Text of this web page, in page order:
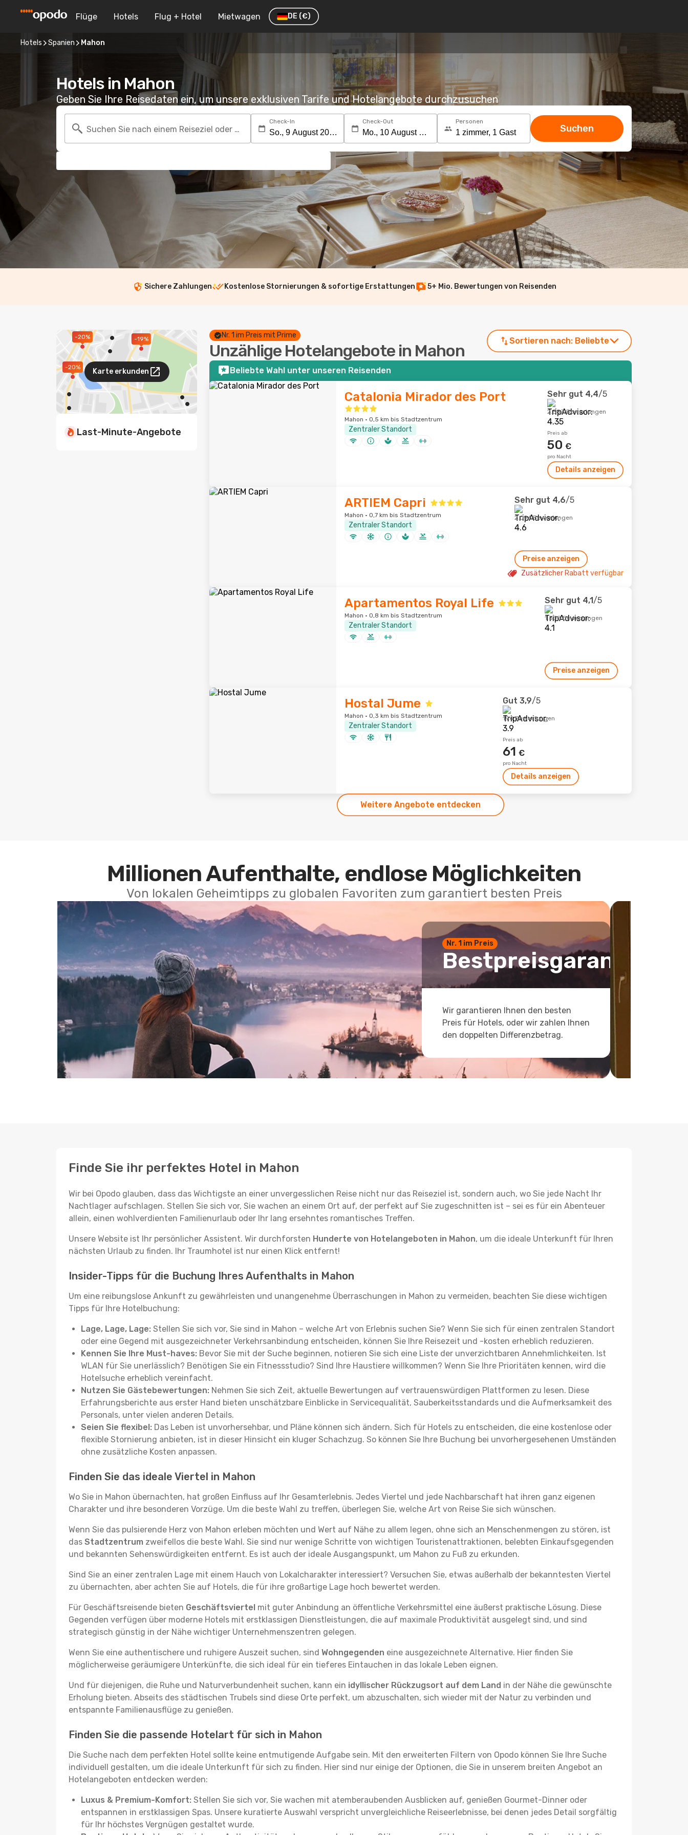
Flüge Hotels Flug + Hotel Mietwagen DE (€)
Hotels Spanien Mahon
Hotels in Mahon
Geben Sie Ihre Reisedaten ein, um unsere exklusiven Tarife und Hotelangebote durchzusuchen
Suchen Sie nach einem Reiseziel oder Hotel
Check-In Check-Out Personen
Suchen
Sichere Zahlungen Kostenlose Stornierungen & sofortige Erstattungen 5+ Mio. Bewertungen von Reisenden
-20%
-20% -19%
Karte erkunden
Last-Minute-Angebote
Nr. 1 im Preis mit Prime
Unzählige Hotelangebote in Mahon
Sortieren nach: Beliebte
Beliebte Wahl unter unseren Reisenden
Catalonia Mirador des Port
Mahon · 0,5 km bis Stadtzentrum
Zentraler Standort
Sehr gut 4,4/5
2.383 Bewertungen
Preis ab
50 €
pro Nacht
Details anzeigen
ARTIEM Capri
Mahon · 0,7 km bis Stadtzentrum
Zentraler Standort
Sehr gut 4,6/5
2.096 Bewertungen
Preise anzeigen
Zusätzlicher Rabatt verfügbar
Apartamentos Royal Life
Mahon · 0,8 km bis Stadtzentrum
Zentraler Standort
Sehr gut 4,1/5
1.538 Bewertungen
Preise anzeigen
Hostal Jume
Mahon · 0,3 km bis Stadtzentrum
Zentraler Standort
Gut 3,9/5
194 Bewertungen
Preis ab
61 €
pro Nacht
Details anzeigen
Weitere Angebote entdecken
Millionen Aufenthalte, endlose Möglichkeiten
Von lokalen Geheimtipps zu globalen Favoriten zum garantiert besten Preis
Nr. 1 im Preis
Bestpreisgarantie
Wir garantieren Ihnen den besten
Preis für Hotels, oder wir zahlen Ihnen
den doppelten Differenzbetrag.
Finde Sie ihr perfektes Hotel in Mahon
Wir bei Opodo glauben, dass das Wichtigste an einer unvergesslichen Reise nicht nur das Reiseziel ist, sondern auch, wo Sie jede Nacht Ihr
Nachtlager aufschlagen. Stellen Sie sich vor, Sie wachen an einem Ort auf, der perfekt auf Sie zugeschnitten ist – sei es für ein Abenteuer
allein, einen wohlverdienten Familienurlaub oder Ihr lang ersehntes romantisches Treffen.
Unsere Website ist Ihr persönlicher Assistent. Wir durchforsten Hunderte von Hotelangeboten in Mahon, um die ideale Unterkunft für Ihren
nächsten Urlaub zu finden. Ihr Traumhotel ist nur einen Klick entfernt!
Insider-Tipps für die Buchung Ihres Aufenthalts in Mahon
Um eine reibungslose Ankunft zu gewährleisten und unangenehme Überraschungen in Mahon zu vermeiden, beachten Sie diese wichtigen
Tipps für Ihre Hotelbuchung:
Lage, Lage, Lage: Stellen Sie sich vor, Sie sind in Mahon – welche Art von Erlebnis suchen Sie? Wenn Sie sich für einen zentralen Standort
oder eine Gegend mit ausgezeichneter Verkehrsanbindung entscheiden, können Sie Ihre Reisezeit und -kosten erheblich reduzieren.
Kennen Sie Ihre Must-haves: Bevor Sie mit der Suche beginnen, notieren Sie sich eine Liste der unverzichtbaren Annehmlichkeiten. Ist
WLAN für Sie unerlässlich? Benötigen Sie ein Fitnessstudio? Sind Ihre Haustiere willkommen? Wenn Sie Ihre Prioritäten kennen, wird die
Hotelsuche erheblich vereinfacht.
Nutzen Sie Gästebewertungen: Nehmen Sie sich Zeit, aktuelle Bewertungen auf vertrauenswürdigen Plattformen zu lesen. Diese
Erfahrungsberichte aus erster Hand bieten unschätzbare Einblicke in Servicequalität, Sauberkeitsstandards und die Aufmerksamkeit des
Personals, unter vielen anderen Details.
Seien Sie flexibel: Das Leben ist unvorhersehbar, und Pläne können sich ändern. Sich für Hotels zu entscheiden, die eine kostenlose oder
flexible Stornierung anbieten, ist in dieser Hinsicht ein kluger Schachzug. So können Sie Ihre Buchung bei unvorhergesehenen Umständen
ohne zusätzliche Kosten anpassen.
Finden Sie das ideale Viertel in Mahon
Wo Sie in Mahon übernachten, hat großen Einfluss auf Ihr Gesamterlebnis. Jedes Viertel und jede Nachbarschaft hat ihren ganz eigenen
Charakter und ihre besonderen Vorzüge. Um die beste Wahl zu treffen, überlegen Sie, welche Art von Reise Sie sich wünschen.
Wenn Sie das pulsierende Herz von Mahon erleben möchten und Wert auf Nähe zu allem legen, ohne sich an Menschenmengen zu stören, ist
das Stadtzentrum zweifellos die beste Wahl. Sie sind nur wenige Schritte von wichtigen Touristenattraktionen, belebten Einkaufsgegenden
und bekannten Sehenswürdigkeiten entfernt. Es ist auch der ideale Ausgangspunkt, um Mahon zu Fuß zu erkunden.
Sind Sie an einer zentralen Lage mit einem Hauch von Lokalcharakter interessiert? Versuchen Sie, etwas außerhalb der bekanntesten Viertel
zu übernachten, aber achten Sie auf Hotels, die für ihre großartige Lage hoch bewertet werden.
Für Geschäftsreisende bieten Geschäftsviertel mit guter Anbindung an öffentliche Verkehrsmittel eine äußerst praktische Lösung. Diese
Gegenden verfügen über moderne Hotels mit erstklassigen Dienstleistungen, die auf maximale Produktivität ausgelegt sind, und sind
strategisch günstig in der Nähe wichtiger Unternehmenszentren gelegen.
Wenn Sie eine authentischere und ruhigere Auszeit suchen, sind Wohngegenden eine ausgezeichnete Alternative. Hier finden Sie
möglicherweise geräumigere Unterkünfte, die sich ideal für ein tieferes Eintauchen in das lokale Leben eignen.
Und für diejenigen, die Ruhe und Naturverbundenheit suchen, kann ein idyllischer Rückzugsort auf dem Land in der Nähe die gewünschte
Erholung bieten. Abseits des städtischen Trubels sind diese Orte perfekt, um abzuschalten, sich wieder mit der Natur zu verbinden und
entspannte Familienausflüge zu genießen.
Finden Sie die passende Hotelart für sich in Mahon
Die Suche nach dem perfekten Hotel sollte keine entmutigende Aufgabe sein. Mit den erweiterten Filtern von Opodo können Sie Ihre Suche
individuell gestalten, um die ideale Unterkunft für sich zu finden. Hier sind nur einige der Optionen, die Sie in unserem breiten Angebot an
Hotelangeboten entdecken werden:
Luxus & Premium-Komfort: Stellen Sie sich vor, Sie wachen mit atemberaubenden Ausblicken auf, genießen Gourmet-Dinner oder
entspannen in erstklassigen Spas. Unsere kuratierte Auswahl verspricht unvergleichliche Reiseerlebnisse, bei denen jedes Detail sorgfältig
für Ihr höchstes Vergnügen gestaltet wurde.